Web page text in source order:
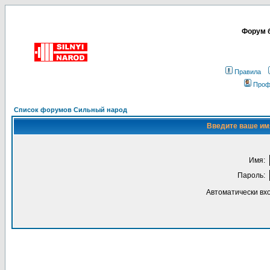
Форум
Правила
Список форумов Сильный народ
Введите ваше
Имя:
Пароль:
Автоматически